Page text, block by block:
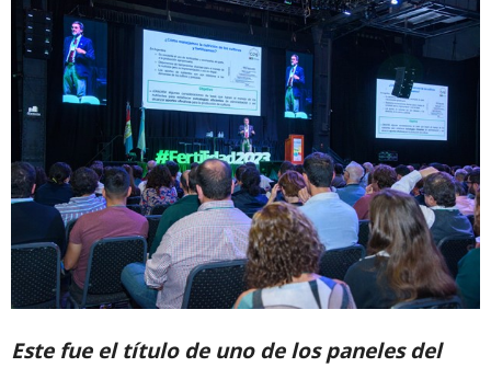
Este fue el título de uno de los paneles del